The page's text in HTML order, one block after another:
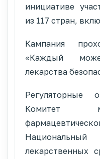
инициативе
из 117 стран,
Кампания
«Каждый
лекарства
Регуляторные
Комитет
лекарственных